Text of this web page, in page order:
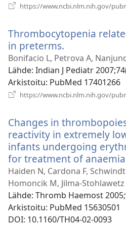
https://www.ncbi.nlm.nih.gov/
Thrombocytopenia
in preterms.
uuden
ikkunan)
Bonifacio L, Petrova A,
Lähde‎: Indian J Pediatr
Arkistoitu‎: PubMed 17401266
https://www.ncbi.nlm.nih.gov/
Changes in
reactivity in extremely
infants undergoing
for treatment of
Haiden N, Cardona F,
Homoncik M, Jilma-Stohlawetz
Lähde‎: Thromb Haemost
Arkistoitu‎: PubMed 15630501
DOI‎: 10.1160/TH04-02-0093